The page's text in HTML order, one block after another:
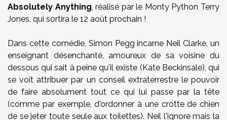
Absolutely Anything, réalisé par le Monty Python Terry
Jones, qui sortira le 12 août prochain !
Dans cette comédie, Simon Pegg incarne Neil Clarke, un
enseignant désenchanté, amoureux de sa voisine du
dessous qui sait à peine qu'il existe (Kate Beckinsale), qui
se voit attribuer par un conseil extraterrestre le pouvoir
de faire absolument tout ce qui lui passe par la tête
(comme par exemple, d'ordonner à une crotte de chien
de se jeter toute seule aux toilettes). Neil l'ignore mais la